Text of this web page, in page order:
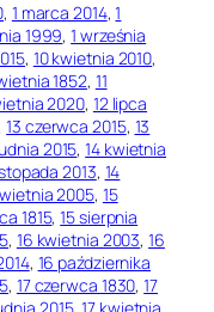
, 1 marca 2014, 1
1999, 1 września
, 10 kwietnia 2010
1852, 11
2020, 12 lipca
13 czerwca 2015, 13
2015, 14 kwietnia
2013, 14
2005, 15
1815, 15 sierpnia
, 16 kwietnia 2003, 16
, 16 października
, 17 czerwca 1830, 17